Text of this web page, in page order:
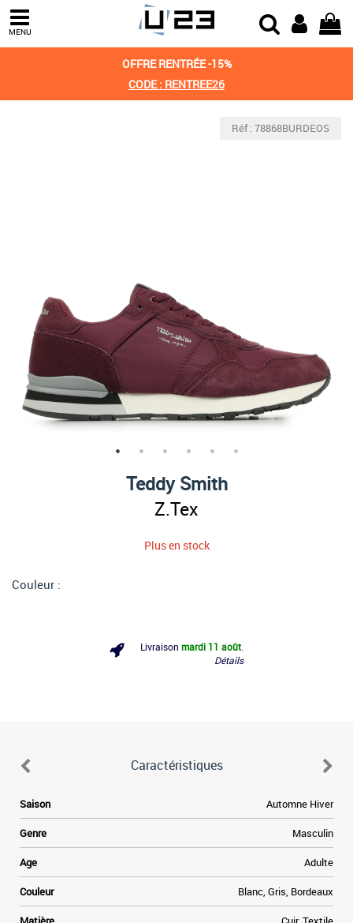
MENU
OFFRE RENTRÉE -15%
CODE : RENTREE26
Réf : 78868BURDEOS
Teddy Smith
Z.Tex
Plus en stock
Couleur :
Livraison mardi 11 août
Détails
Caractéristiques
Saison Automne Hiver
Genre Masculin
Age Adulte
Couleur Blanc, Gris, Bordeaux